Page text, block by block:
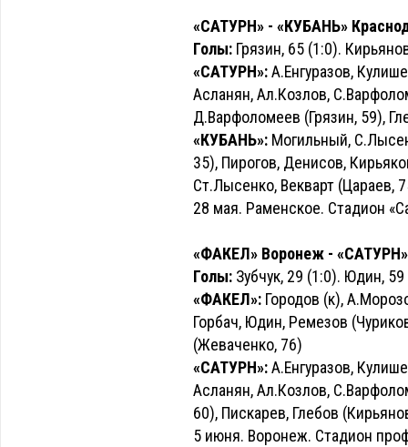
«САТУРН» - «КУБАНЬ»
Голы: Грязин, 65 (1:0).
«САТУРН»:А.Енгуразов,
Асланян, Ал.Козлов,
Д.Варфоломеев (Грязин, 59),
«КУБАНЬ»: Могильный,
35), Пирогов, Денисов,
Ст.Лысенко, Векварт (Цараев,
28 мая. Раменское. Стадион
«ФАКЕЛ» Воронеж - «САТУРН»
Голы: Зубчук, 29 (1:0). Юдин,
«ФАКЕЛ»: Городов (к),
Горбач, Юдин, Ремезов
(Жеваченко, 76)
«САТУРН»:А.Енгуразов,
Асланян, Ал.Козлов,
60), Пискарев, Глебов
5 июня. Воронеж. Стадион